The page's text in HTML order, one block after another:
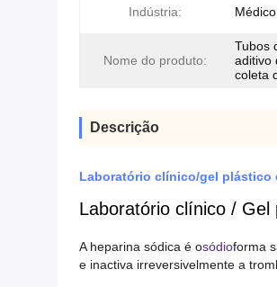
Indústria:
Nome do produto:
Tubos
aditivo
coleta
Descrição
Laboratório clínico/gel plástico
Laboratório clínico / Gel
A heparina sódica é osódioforma
e inactiva irreversivelmente a